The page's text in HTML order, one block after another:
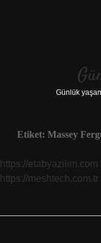
Günlük
Etiket: Massey
https://etabyazilim.com
https://meshtech.com.tr